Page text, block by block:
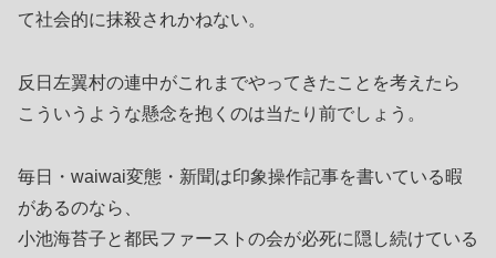
て社会的に抹殺されかねない。
反日左翼村の連中がこれまでやってきたことを考えたら
こういうような懸念を抱くのは当たり前でしょう。
毎日・waiwai変態・新聞は印象操作記事を書いている暇
があるのなら、
小池海苔子と都民ファーストの会が必死に隠し続けている